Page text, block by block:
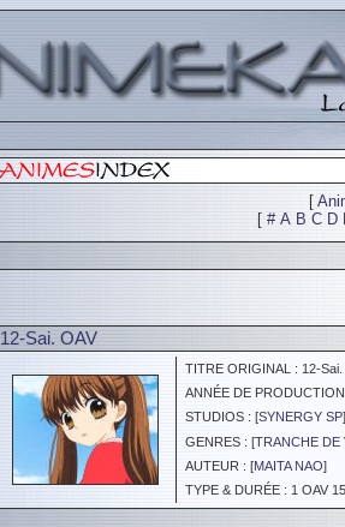
[
[ # A B C D
12-Sai. OAV
TITRE ORIGINAL : 12-
ANNÉE DE
STUDIOS : [SYNERGY SP
GENRES : [TRANCHE DE
AUTEUR : [MAITA NAO]
TYPE & DURÉE : 1 OAV